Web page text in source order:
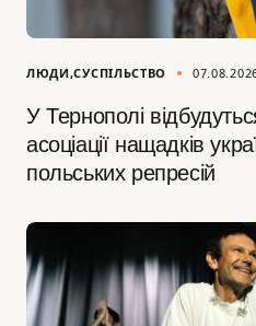
ЛЮДИ СУСПІЛЬСТВО
У Тернополі
асоціації нащадків
польських репресій